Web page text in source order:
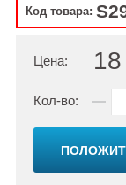
Код товара:
Цена:
Кол-во: